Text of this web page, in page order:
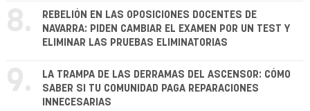
8.
REBELIÓN EN LAS OPOSICIONES DOCENTES DE
NAVARRA: PIDEN CAMBIAR EL EXAMEN POR UN TEST Y
ELIMINAR LAS PRUEBAS ELIMINATORIAS
9.
LA TRAMPA DE LAS DERRAMAS DEL ASCENSOR: CÓMO
SABER SI TU COMUNIDAD PAGA REPARACIONES
INNECESARIAS